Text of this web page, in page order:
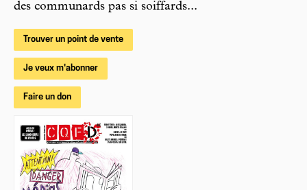
des communards pas si soiffards...
Trouver un point de vente
Je veux m'abonner
Faire un don